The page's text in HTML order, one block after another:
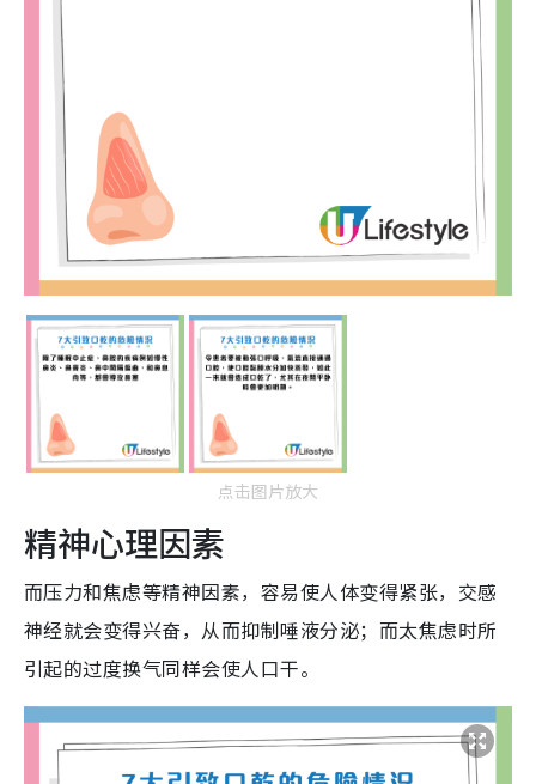
点击图片放大
精神心理因素
而压力和焦虑等精神因素，容易使人体变得紧张，交感
神经就会变得兴奋，从而抑制唾液分泌；而太焦虑时所
引起的过度换气同样会使人口干。